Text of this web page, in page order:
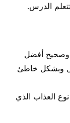
الدرس.
أفضل
وبشكل خاطئ
العذاب الذي